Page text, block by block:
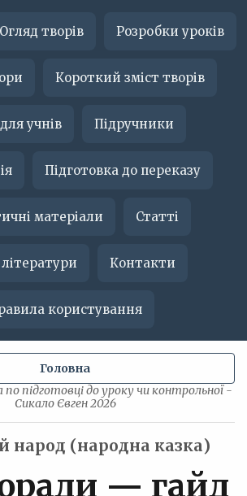
Огляд творів Розробки уроків
Короткий зміст творів
учнів Підручники
Підготовка до переказу
матеріали Статті
літератури Контакти
користування
підготовці до уроку чи контрольної -
Сикало Євген 2026
Головна
народ (народна казка)
— гайд